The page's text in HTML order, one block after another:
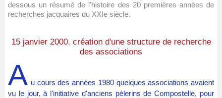
dessous un résumé de l'histoire des 20 premières années de
recherches jacquaires du XXIe siècle.
15 janvier 2000, création d'une structure de recherche
des associations
A u cours des années 1980 quelques associations avaient
vu le jour, à l'initiative d'anciens pèlerins de Compostelle, pour